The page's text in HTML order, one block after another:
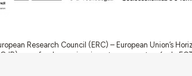
Research Council (ERC) – European Union’s
e por fundos nacionais portugueses através da